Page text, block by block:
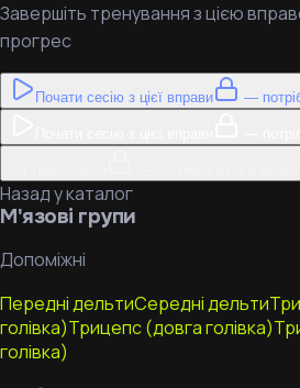
Завершіть тренування з цією
прогрес
Почати сесію з цієї вправи —
Назад у каталог
М'язові групи
Допоміжні
Передні дельтиСередні дельти
голівка)Трицепс (довга голівка)
голівка)